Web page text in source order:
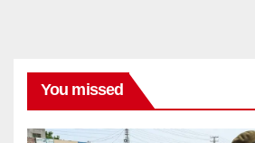
You missed